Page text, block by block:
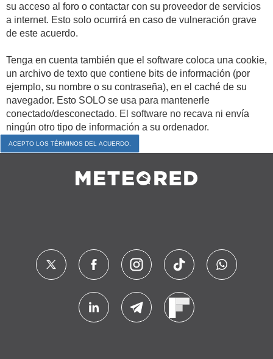
su acceso al foro o contactar con su proveedor de servicios
a internet. Esto solo ocurrirá en caso de vulneración grave
de este acuerdo.
Tenga en cuenta también que el software coloca una cookie,
un archivo de texto que contiene bits de información (por
ejemplo, su nombre o su contraseña), en el caché de su
navegador. Esto SOLO se usa para mantenerle
conectado/desconectado. El software no recava ni envía
ningún otro tipo de información a su ordenador.